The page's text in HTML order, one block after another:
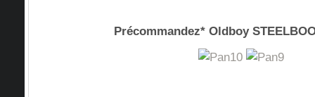
Précommandez* Oldboy